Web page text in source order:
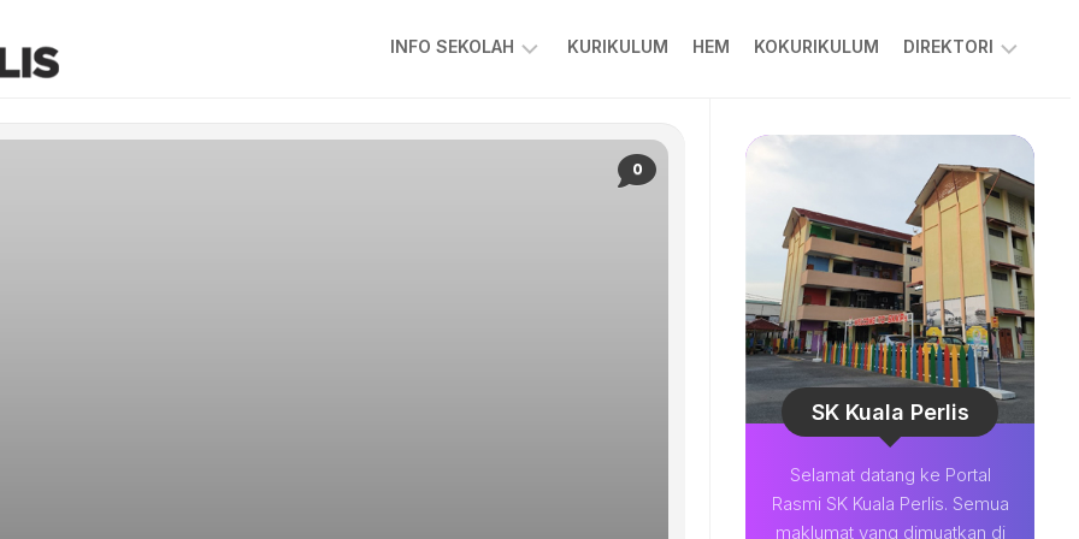
INFO SEKOLAH
&
KURIKULUM HEM KOKURIKULUM DIREKTORI
PIBG
COLARIAN
CHANNEL
MUAT
TURUN
BESTARI
SOALAN
LAZIM
0
SK Kuala Perlis
Selamat datang ke Portal
Rasmi SK Kuala Perlis. Semua
maklumat yang dimuatkan di